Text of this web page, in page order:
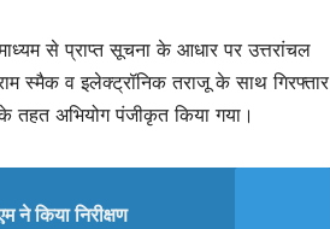
से प्राप्त सूचना के आधार पर उत्तरांचल
स्मैक व इलेक्ट्रॉनिक तराजू के साथ गिरफ्तार
तहत अभियोग पंजीकृत किया गया।
ने किया निरीक्षण